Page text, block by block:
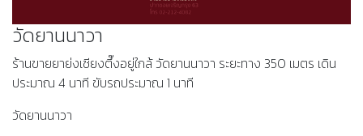
วัดยานนาวา
ร้านขายยาย่งเชียงตึ๊งอยู่ใกล้ วัดยานนาวา ระยะทาง 350 เมตร เดิน
ประมาณ 4 นาที ขับรถประมาณ 1 นาที
วัดยานนาวา